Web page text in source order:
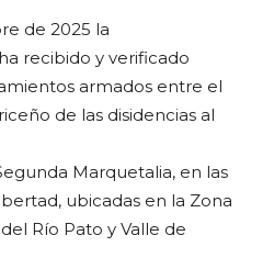
de 2025 la
recibido y verificado
armados entre el
de las disidencias al
Marquetalia, en las
ubicadas en la Zona
Río Pato y Valle de